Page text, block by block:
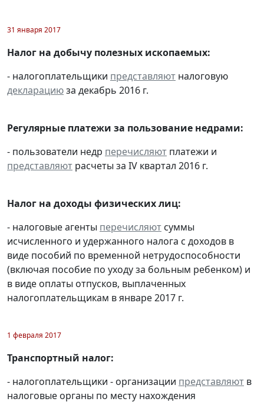
31 января 2017
Налог на добычу полезных ископаемых:
- налогоплательщики представляют налоговую
декларациюза декабрь 2016 г.
Регулярные платежи за пользование недрами:
- пользователи недр перечисляют платежи и
представляют расчеты за IV квартал 2016 г.
Налог на доходы физических лиц:
- налоговые агенты перечисляют суммы
исчисленного и удержанного налога с доходов в
виде пособий по временной нетрудоспособности
(включая пособие по уходу за больным ребенком) и
в виде оплаты отпусков, выплаченных
налогоплательщикам в январе 2017 г.
1 февраля 2017
Транспортный налог:
- налогоплательщики - организации представляют в
налоговые органы по месту нахождения